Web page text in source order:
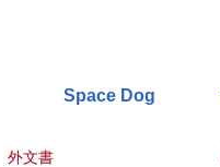
Space Dog
外文書